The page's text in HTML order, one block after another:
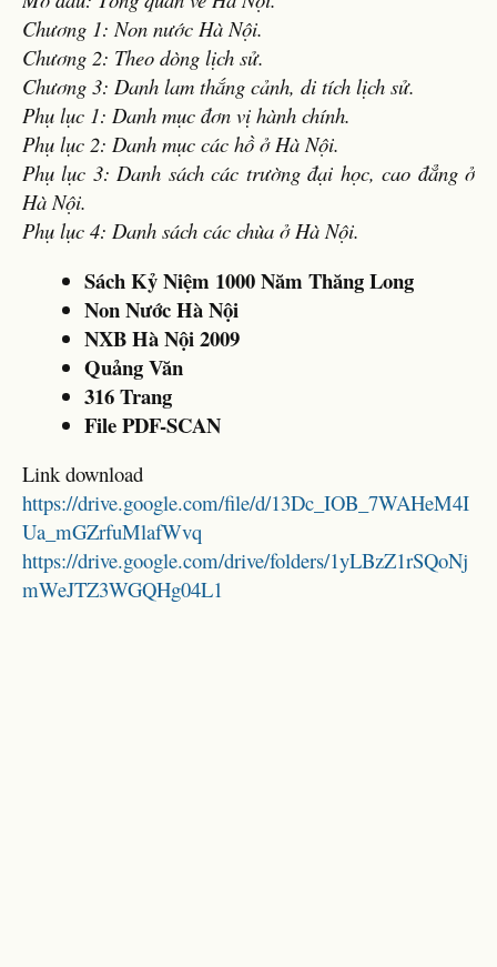
Chương 1: Non nước Hà Nội.
Chương 2: Theo dòng lịch sử.
Chương 3: Danh lam thắng cảnh, di tích lịch sử.
Phụ lục 1: Danh mục đơn vị hành chính.
Phụ lục 2: Danh mục các hồ ở Hà Nội.
Phụ lục 3: Danh sách các trường đại học, cao đẳng ở
Hà Nội.
Phụ lục 4: Danh sách các chùa ở Hà Nội.
Sách Kỷ Niệm 1000 Năm Thăng Long
Non Nước Hà Nội
NXB Hà Nội 2009
Quảng Văn
316 Trang
File PDF-SCAN
Link download
https://drive.google.com/file/d/13Dc_IOB_7WAHeM4I
Ua_mGZrfuMlafWvq
https://drive.google.com/drive/folders/1yLBzZ1rSQoNj
mWeJTZ3WGQHg04L1